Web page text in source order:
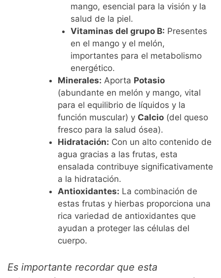
mango, esencial para la visión y la
salud de la piel.
Vitaminas del grupo B: Presentes
en el mango y el melón,
importantes para el metabolismo
energético.
Minerales: Aporta Potasio
(abundante en melón y mango, vital
para el equilibrio de líquidos y la
función muscular) y Calcio (del queso
fresco para la salud ósea).
Hidratación: Con un alto contenido de
agua gracias a las frutas, esta
ensalada contribuye significativamente
a la hidratación.
Antioxidantes: La combinación de
estas frutas y hierbas proporciona una
rica variedad de antioxidantes que
ayudan a proteger las células del
cuerpo.
Es importante recordar que esta